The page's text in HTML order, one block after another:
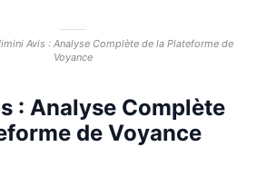
Avis : Analyse Complète de la Plateforme de
Voyance
: Analyse Complète
de Voyance